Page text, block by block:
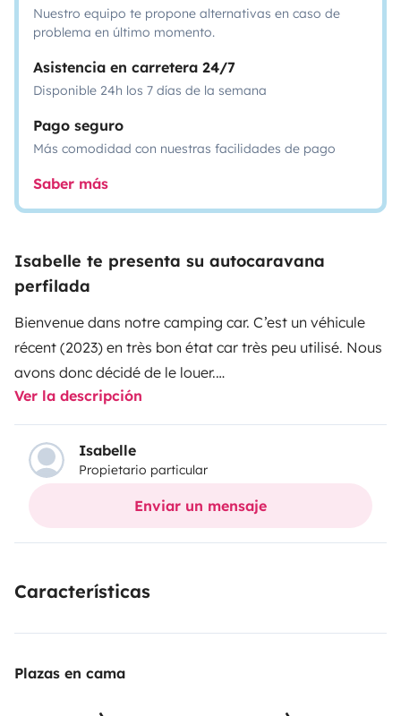
Nuestro equipo te propone alternativas en caso de
problema en último momento.
Asistencia en carretera 24/7
Disponible 24h los 7 días de la semana
Pago seguro
Más comodidad con nuestras facilidades de pago
Saber más
Isabelle te presenta su autocaravana
perfilada
Bienvenue dans notre camping car. C’est un véhicule
récent (2023) en très bon état car très peu utilisé. Nous
avons donc décidé de le louer.
Trés facile à utiliser, boîte de vitesses automatique.
Très peu bruyant. Tout équipé avec TV et lecteur DVD.
Son plus porte-vélos (4).
Ver la descripción
Isabelle
Propietario particular
Enviar un mensaje
Características
Plazas en cama